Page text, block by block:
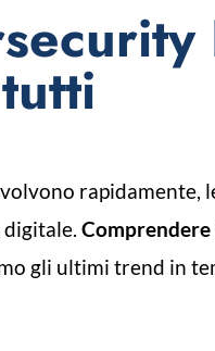
rapidamente,
digitale.
gli ultimi trend in